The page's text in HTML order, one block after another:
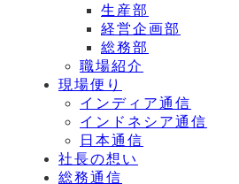
生産部
経営企画部
総務部
職場紹介
現場便り
インディア通信
インドネシア通信
日本通信
社長の想い
総務通信